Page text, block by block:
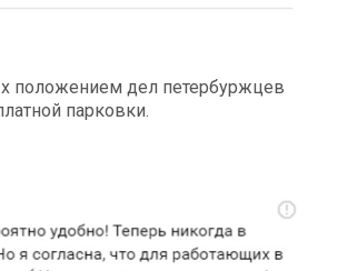
положением дел петербуржцев
парковки.